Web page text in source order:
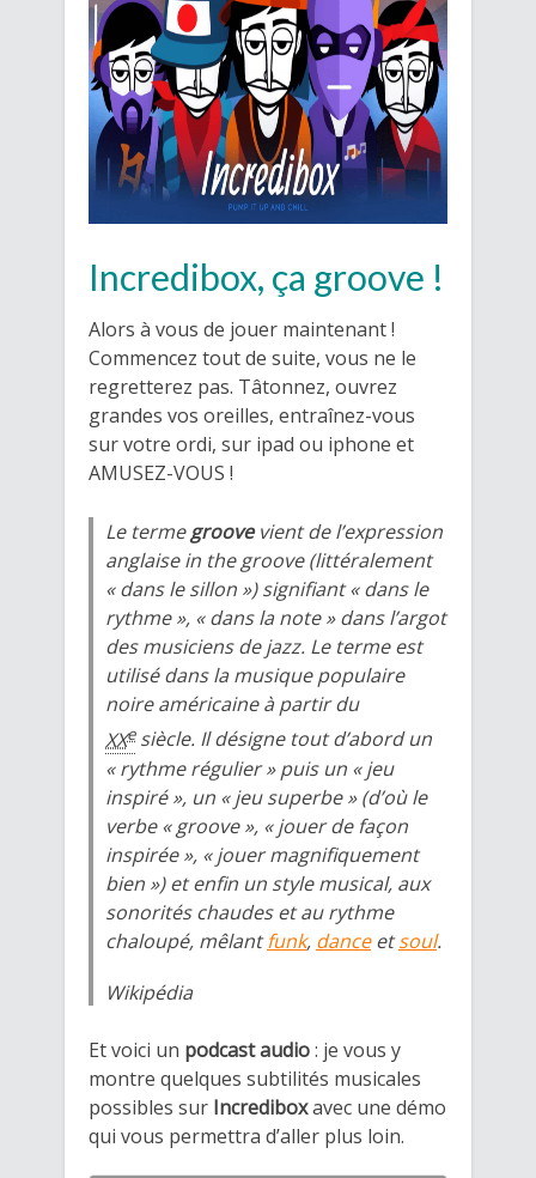
Incredibox, ça groove !
Alors à vous de jouer maintenant !
Commencez tout de suite, vous ne le
regretterez pas. Tâtonnez, ouvrez
grandes vos oreilles, entraînez-vous
sur votre ordi, sur ipad ou iphone et
AMUSEZ-VOUS !
Le termegroovevient de l’expression
anglaisein the groove(littéralement
« dans le sillon ») signifiant « dans le
rythme », « dans la note » dans l’argot
des musiciens de jazz. Le terme est
utilisé dans la musique populaire
noire américaine à partir du
XXesiècle. Il désigne tout d’abord un
« rythme régulier » puis un « jeu
inspiré », un « jeu superbe » (d’où le
verbe «groove», « jouer de façon
inspirée », « jouer magnifiquement
bien ») et enfin un style musical, aux
sonorités chaudes et au rythme
chaloupé, mêlantfunk, danceetsoul.
Wikipédia
Et voici un podcast audio: je vous y
montre quelques subtilités musicales
possibles sur Incrediboxavec une démo
qui vous permettra d’aller plus loin.